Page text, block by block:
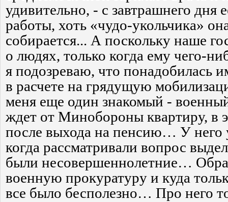
удивительно, - с завтрашнего дня
работы, хоть «чудо-укольчика»
собирается... А поскольку наше
о людях, только когда ему чего-
я подозреваю, что понадобилась
в расчете на грядущую
меня еще один знакомый -
ждет от Минобороны квартиру, в
после выхода на пенсию… У него
когда рассматривали вопрос
были несовершеннолетние…
военную прокуратуру и куда
все было бесполезно… Про него